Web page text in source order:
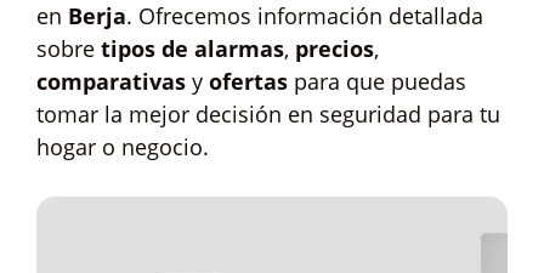
en Berja. Ofrecemos información detallada
sobre tipos de alarmas, precios,
comparativas y ofertas para que puedas
tomar la mejor decisión en seguridad para tu
hogar o negocio.